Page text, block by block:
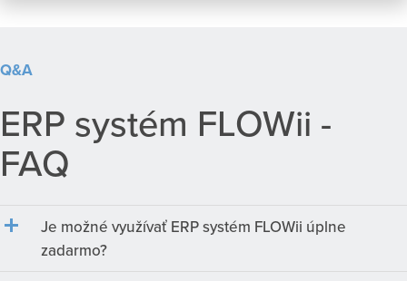
Q&A
ERP systém FLOWii -
FAQ
Je možné využívať ERP systém FLOWii úplne
zadarmo?